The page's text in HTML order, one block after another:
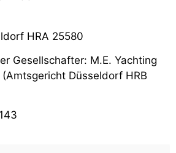
HRA 25580
Gesellschafter: M.E. Yachting
Düsseldorf HRB